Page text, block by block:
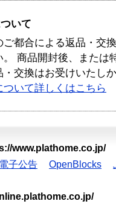
いて
ご都合による返品・交
。 商品開封後、または
・交換はお受けいたし
ついて詳しくはこちら
www.plathome.co.jp/
電子公告 OpenBlocks